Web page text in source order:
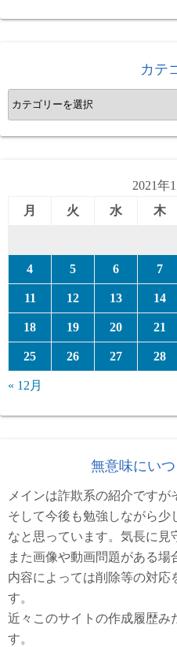
カテ
カ
テ
ゴ
2021年1
月
火 水 木
4 5 6 7
11 12 13 14
18 19 20 21
25 26 27 28
« 12月
無意味にい
メインは詐欺系の紹介ですが
そして今後も勉強しながら少
なと思っています。気長に見
また画像や動画問題がある場
内容によっては削除等の対応
す。
近々このサイトの作成履歴み
す。